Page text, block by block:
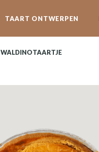
TAART ONTWERPEN
WALDINOTAARTJE